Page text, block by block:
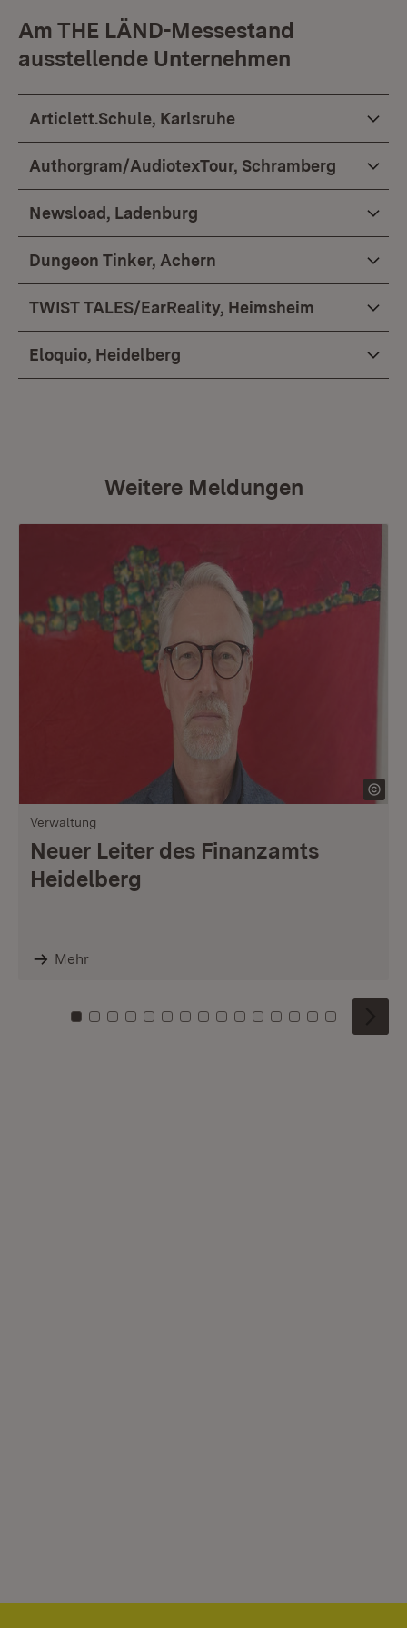
Am THE LÄND-Messestand
ausstellende Unternehmen
Articlett.Schule, Karlsruhe
Authorgram/AudiotexTour, Schramberg
Newsload, Ladenburg
Dungeon Tinker, Achern
TWIST TALES/EarReality, Heimsheim
Eloquio, Heidelberg
Weitere Meldungen
Verwaltung
Neuer Leiter des Finanzamts
Heidelberg
Mehr
Zu Kachel: 0
Zu Kachel: 1
Zu Kachel: 2
Zu Kachel: 3
Zu Kachel: 4
Zu Kachel: 5
Zu Kachel: 6
Zu Kachel: 7
Zu Kachel: 8
Zu Kachel: 9
Zu Kachel: 10
Zu Kachel: 11
Zu Kachel: 12
Zu Kachel:
Zu